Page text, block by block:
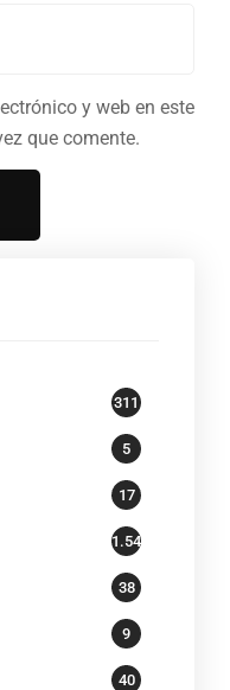
y web en este
que comente.
311
5
17
1.541
38
9
40